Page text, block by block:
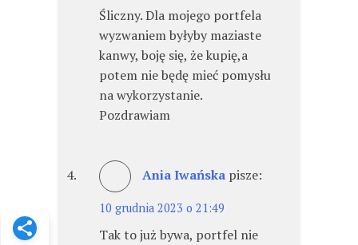
Śliczny. Dla mojego portfela
wyzwaniem byłyby maziaste
kanwy, boję się, że kupię,a
potem nie będę mieć pomysłu
na wykorzystanie.
Pozdrawiam
Ania Iwańska pisze:
10 grudnia 2023 o 21:49
Tak to już bywa, portfel nie